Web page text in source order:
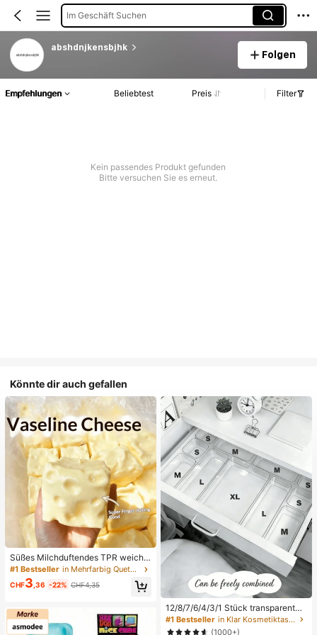
Im Geschäft Suchen
abshdnjkensbjhk
Folgen
Empfehlungen Beliebtest Preis Filter
Kein passendes Produkt gefunden
Bitte versuchen Sie es erneut.
Könnte dir auch gefallen
Süßes Milchduftendes TPR weiche
s quetschbares Dumpling-förmiges
Stressabbau-Spielzeug, 5cm niedli
ches lustiges Quetsch-Stressabbau
Geschenk, geeignet für Geburtstag,
Ostern, Halloween, Weihnachten un
d verschiedene Partygeschenke, st
#1 Bestseller in Mehrfarbig Quetschspielzeug für Teenager
CHF3 ,36 -22% CHF4,35
12/8/7/6/4/3/1 Stück transparente
Desktop-Schubladen-Aufbewahru
ngsbox, geeignet zum Organisieren
#1 Bestseller
in Klar Kosmetiktaschen & -koffer
(1000+)